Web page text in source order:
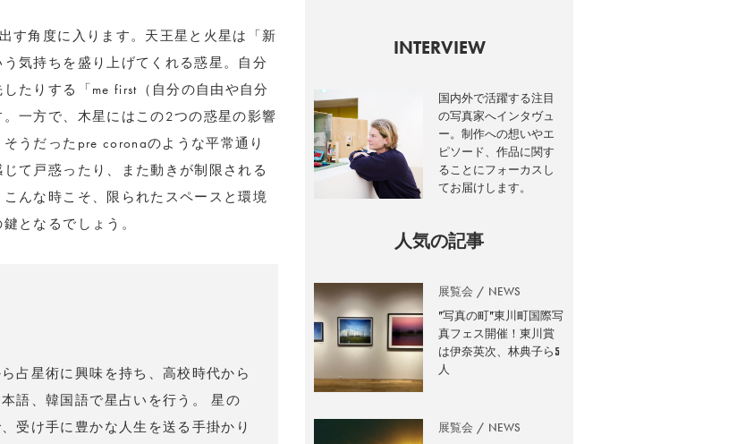
す角度に入ります。天王星と火星は「新
気持ちを盛り上げてくれる惑星。自分
たりする「me first（自分の自由や自分
一方で、木星にはこの2つの惑星の影響
うだったpre coronaのような平常通り
て戸惑ったり、また動きが制限される
んな時こそ、限られたスペースと環境
となるでしょう。
占星術に興味を持ち、高校時代から
語、韓国語で星占いを行う。 星の
受け手に豊かな人生を送る手掛かり
INTERVIEW
国内外で活躍する注目
の写真家へインタヴュ
ー。制作への想いやエ
ピソード、作品に関す
ることにフォーカスし
てお届けします。
人気の記事
展覧会 NEWS
”写真の町”東川町国際写
真フェス開催！東川賞
は伊奈英次、林典子ら5
人
展覧会 NEWS